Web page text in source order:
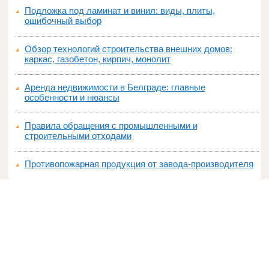
Подложка под ламинат и винил: виды, плиты,
ошибочный выбор
Обзор технологий строительства внешних домов:
каркас, газобетон, кирпич, монолит
Аренда недвижимости в Белграде: главные
особенности и нюансы
Правила обращения с промышленными и
строительными отходами
Противопожарная продукция от завода-производителя